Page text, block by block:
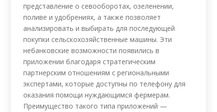
представление о севооборотах, озеленении,
поливе и удобрениях, а также позволяет
анализировать и выбирать для последующей
покупки сельскохозяйственные машины. Эти
небанковские возможности появились в
приложении благодаря стратегическим
партнерским отношениям с региональными
экспертами, которые доступны по телефону для
оказания помощи нуждающимся фермерам.
Преимущество такого типа приложений —